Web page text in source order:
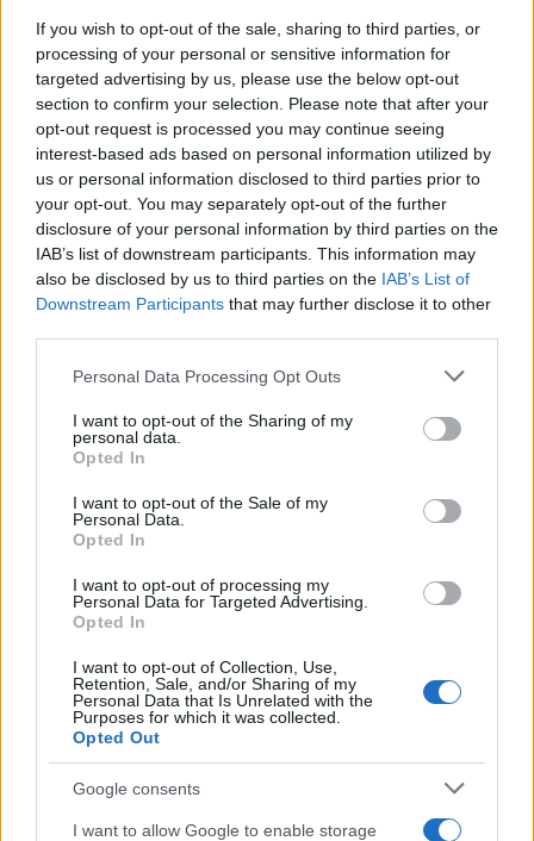
If you wish to opt-out of the sale, sharing to third parties, or
processing of your personal or sensitive information for
targeted advertising by us, please use the below opt-out
section to confirm your selection. Please note that after your
opt-out request is processed you may continue seeing
interest-based ads based on personal information utilized by
us or personal information disclosed to third parties prior to
your opt-out. You may separately opt-out of the further
disclosure of your personal information by third parties on the
IAB’s list of downstream participants. This information may
also be disclosed by us to third parties on the IAB’s List of
Downstream Participants that may further disclose it to other
Please note that this website/app uses one or more Google
not limited to your visit or usage behaviour. You may click to
grant or deny consent to Google and its third-party tags to
use your data for below specified purposes in below Google
consent section.
Personal Data Processing Opt Outs
I want to opt-out of the Sharing of my
personal data.
Opted In
I want to opt-out of the Sale of my
Personal Data.
Opted In
I want to opt-out of processing my
Personal Data for Targeted Advertising.
Opted In
I want to opt-out of Collection, Use,
Retention, Sale, and/or Sharing of my
Personal Data that Is Unrelated with the
Purposes for which it was collected.
Opted Out
Google consents
I want to allow Google to enable storage
utaznak
2022.05.31.
GERILLA BÁR
Kiderült Geszler Dorottya
szépségének titka
2022.05.31.
GERILLA BÁR PESTITV
Erdélyi turnéra indul a Sárik Péter
Trió
2022.05.31.
FŐCÍM